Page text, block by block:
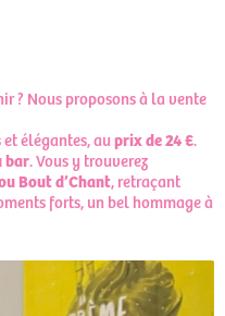
? Nous proposons à la vente
élégantes, auprix de24 €.
bar. Vous y trouverez
Boutd’Chant, retraçant
forts, un bel hommage à